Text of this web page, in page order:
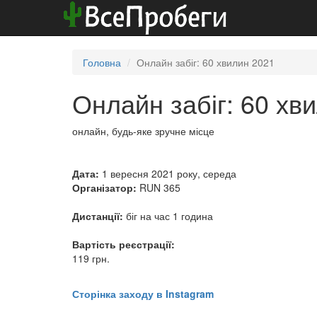
Головна Онлайн забіг: 60 хвилин 2021
Онлайн забіг: 60
онлайн, будь-яке зручне місце
Дата: 1 вересня 2021 року, середа
Організатор: RUN 365
Дистанції: біг на час 1 година
Вартість реєстрації:
119 грн.
Сторінка заходу в Instagram